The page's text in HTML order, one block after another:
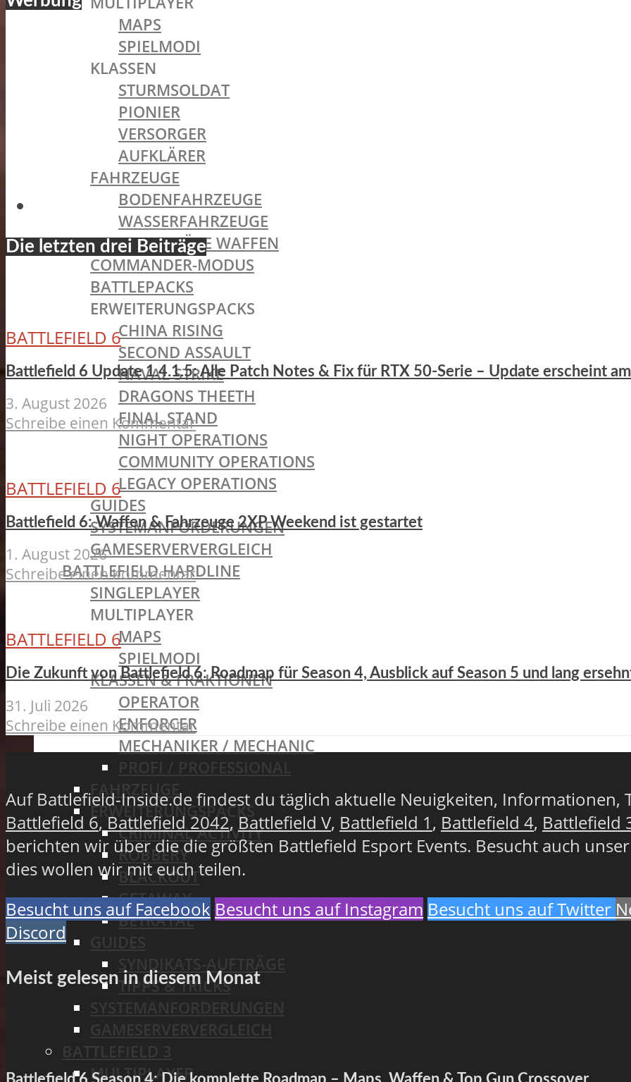
MAPS
SPIELMODI
KLASSEN
STURMSOLDAT
PIONIER
VERSORGER
AUFKLÄRER
FAHRZEUGE
BODENFAHRZEUGE
WASSERFAHRZEUGE
STATIONÄRE WAFFEN
COMMANDER-MODUS
BATTLEPACKS
ERWEITERUNGSPACKS
CHINA RISING
SECOND ASSAULT
NAVAL STRIKE
DRAGONS THEETH
FINAL STAND
NIGHT OPERATIONS
COMMUNITY OPERATIONS
LEGACY OPERATIONS
GUIDES
SYSTEMANFORDERUNGEN
GAMESERVERVERGLEICH
BATTLEFIELD HARDLINE
SINGLEPLAYER
MULTIPLAYER
MAPS
SPIELMODI
KLASSEN & FRAKTIONEN
OPERATOR
ENFORCER
MECHANIKER / MECHANIC
FAHRZEUGE
ERWEITERUNGSPACKS
CRIMINAL ACTIVITY
ROBBERY
BLACKOUT
GETAWAY
BETRAYAL
SYNDIKATS-AUFTRÄGE
TIPPS & TRICKS
MULTIPLAYER
Die letzten drei Beiträge
BATTLEFIELD 6
Battlefield 6 Update 1.4.1.5: Alle Patch Notes & Fix für RTX 50-Serie – Update erscheint
3. August 2026
Schreibe einen Kommentar
BATTLEFIELD 6
Battlefield 6: Waffen & Fahrzeuge 2XP Weekend ist gestartet
1. August 2026
Schreibe einen Kommentar
BATTLEFIELD 6
Die Zukunft von Battlefield 6: Roadmap für Season 4, Ausblick auf Season 5 und lang
31. Juli 2026
Schreibe einen Kommentar
Auf Battlefield-Inside.de findest du täglich aktuelle Neuigkeiten, Informationen,
Battlefield 6, Battlefield 2042, Battlefield V, Battlefield 1, Battlefield 4, Battlefield
berichten wir über die die größten Battlefield Esport Events. Besucht auch
dies wollen wir mit euch teilen.
Besucht uns auf Facebook Besucht uns auf Instagram Besucht uns auf Twitter
Discord
Meist gelesen in diesem Monat